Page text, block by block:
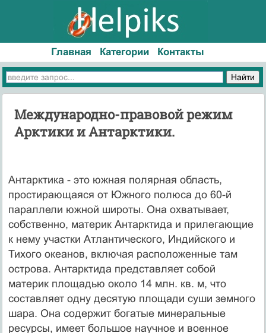
Главная Категории Контакты
Международно-правовой режим
Арктики и Антарктики.
Антарктика - это южная полярная область,
простирающаяся от Южного полюса до 60-й
параллели южной широты. Она охватывает,
собственно, материк Антарктида и прилегающие
к нему участки Атлантического, Индийского и
Тихого океанов, включая расположенные там
острова. Антарктида представляет собой
материк площадью около 14 млн. кв. м, что
составляет одну десятую площади суши земного
шара. Она содержит богатые минеральные
ресурсы, имеет большое научное и военное